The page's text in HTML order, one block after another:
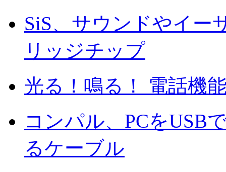
SiS、サウンドやイー
リッジチップ
光る！鳴る！ 電話機
コンパル、PCをUSB
るケーブル